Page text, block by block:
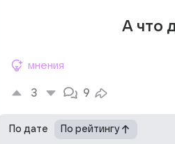
А что
мнения
3 9
По дате По рейтингу